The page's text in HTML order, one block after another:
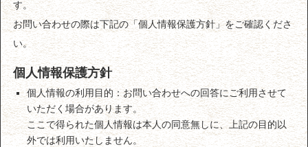
す。
お問い合わせの際は下記の「個人情報保護方針」をご確認くださ
い。
個人情報保護方針
個人情報の利用目的：お問い合わせへの回答にご利用させて
いただく場合があります。
ここで得られた個人情報は本人の同意無しに、上記の目的以
外では利用いたしません。